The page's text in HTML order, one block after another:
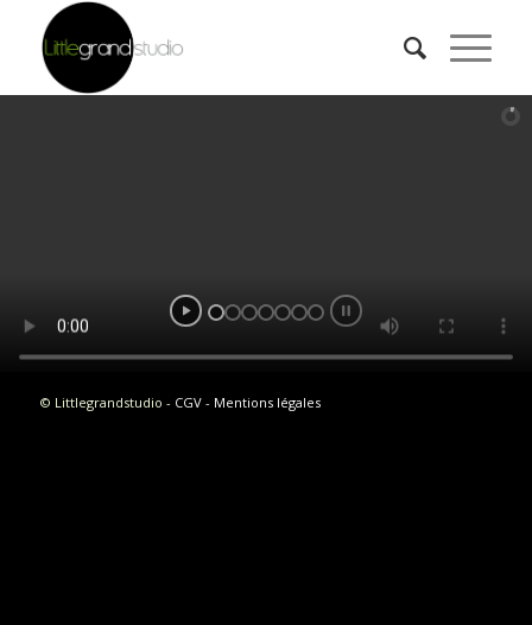
© Littlegrandstudio - CGV- Mentions légales